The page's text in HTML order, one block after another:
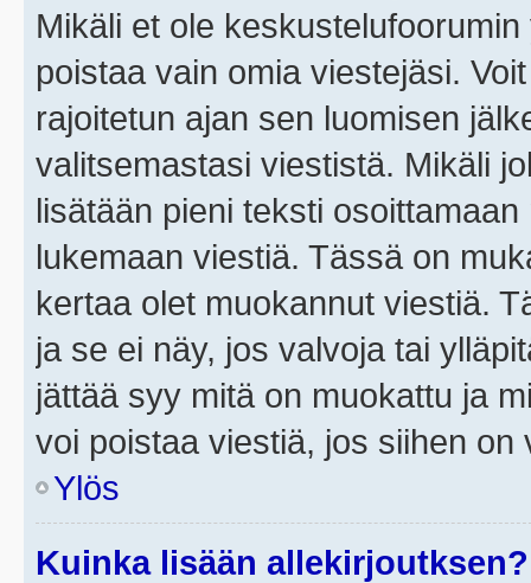
Mikäli et ole
poistaa vain omia viestejäsi.
rajoitetun ajan sen luomisen
valitsemastasi viestistä. Mikäli
lisätään pieni teksti
lukemaan viestiä. Tässä on
kertaa olet muokannut viestiä.
ja se ei näy, jos valvoja tai
jättää syy mitä on muokattu ja
voi poistaa viestiä, jos siihen on
Ylös
Kuinka lisään allekirjoutksen?